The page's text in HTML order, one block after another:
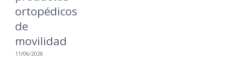
ortopédicos
de
movilidad
11/06/2026